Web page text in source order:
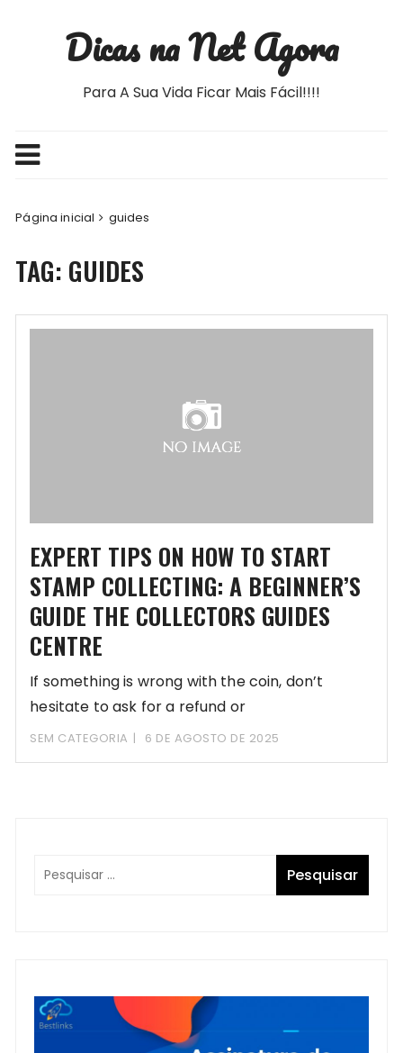
Dicas na Net Agora
Para A Sua Vida Ficar Mais Fácil!!!!
Página inicial guides
TAG: GUIDES
EXPERT TIPS ON HOW TO START
STAMP COLLECTING: A BEGINNER’S
GUIDE THE COLLECTORS GUIDES
CENTRE
If something is wrong with the coin, don’t
hesitate to ask for a refund or
SEM CATEGORIA 6 DE AGOSTO DE 2025